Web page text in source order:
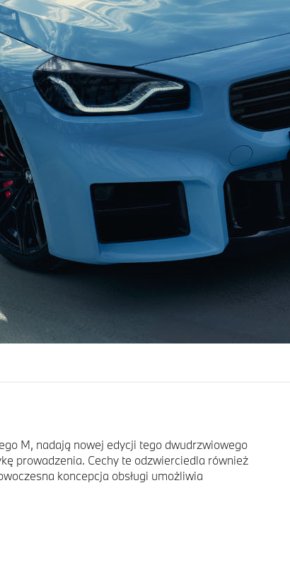
M, nadają nowej edycji tego dwudrzwiowego
prowadzenia. Cechy te odzwierciedla również
koncepcja obsługi umożliwia